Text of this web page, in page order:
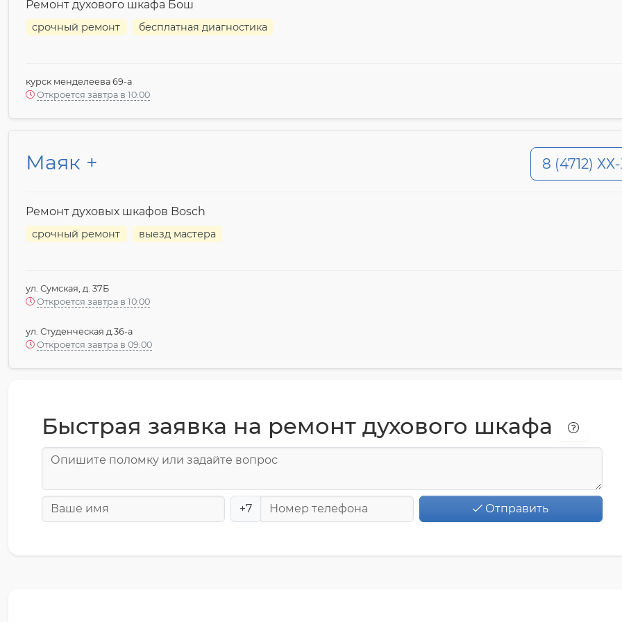
Ремонт духового шкафа Бош
срочный ремонт бесплатная диагностика
курск менделеева 69-а
Откроется завтра в 10:00
Маяк + 8 (4712)
Ремонт духовых шкафов Bosch
срочный ремонт выезд мастера
ул. Сумская, д. 37Б
Откроется завтра в 10:00
ул. Студенческая д.36-а
Откроется завтра в 09:00
Быстрая заявка на ремонт духового шкафа
+7 Отправить